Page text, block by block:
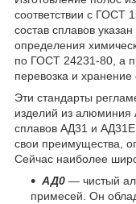
соответствии с ГОСТ
состав сплавов
определения
по ГОСТ 24231-80, а
перевозка и
Эти стандарты
изделий из
сплавов АД31 и
свои преимущества,
Сейчас наиболее
АД0 — чистый
примесей. Он